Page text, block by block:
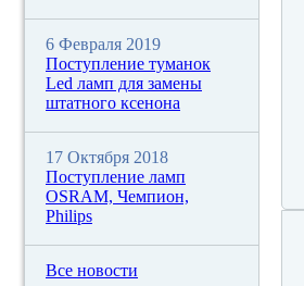
6 Февраля 2019
Поступление туманок
Led ламп для замены
штатного ксенона
17 Октября 2018
Поступление ламп
OSRAM, Чемпион,
Philips
Все новости